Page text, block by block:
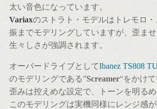
太い音色になっています。
Variaxのストラト・モデルはトレモロ
振までモデリングしていますが、歪ま
生々しさが強調されます。
オーバードライブとしてIbanez TS808
のモデリングである”Screamer“をかけて
歪みは控えめな設定で、トーンを明るめ
このモデリングは実機同様にレンジ感